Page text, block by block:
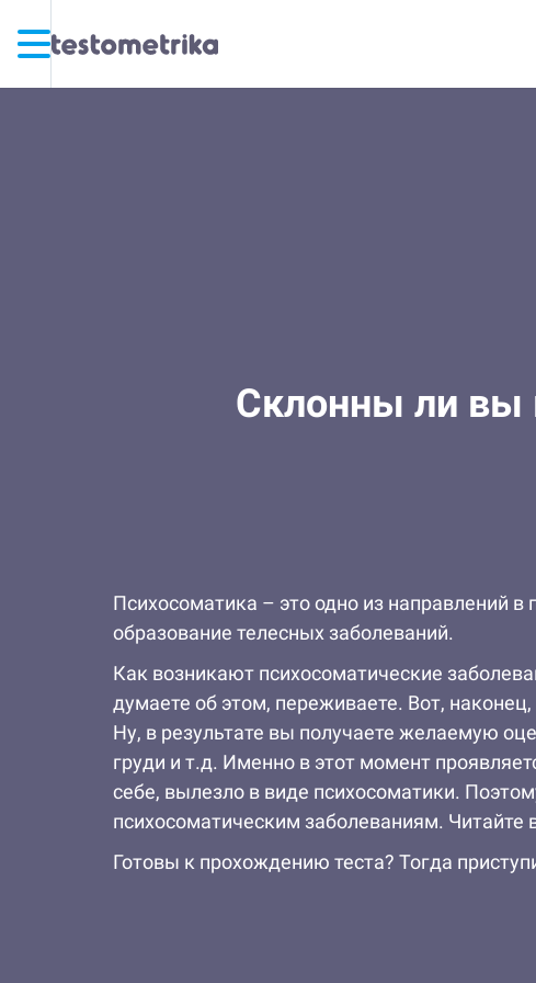
Склонны ли вы
Психосоматика – это одно из направлений
образование телесных заболеваний.
Как возникают психосоматические
думаете об этом, переживаете. Вот,
Ну, в результате вы получаете желаемую
груди и т.д. Именно в этот момент
себе, вылезло в виде психосоматики.
психосоматическим заболеваниям. Читайте
Готовы к прохождению теста? Тогда